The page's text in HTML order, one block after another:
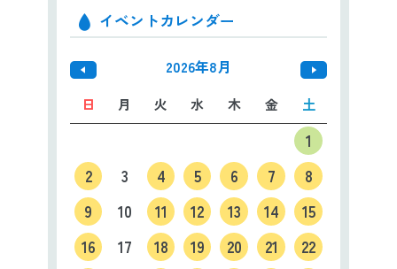
イベントカレンダー
2026年8月
日 月 火 水 木 金 土
1
2
3 4 5 6 7
8
9
10 11 12 13 14
15
16
17 18 19 20 21
22